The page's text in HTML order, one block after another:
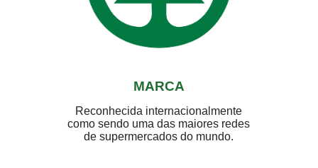
MARCA
Reconhecida internacionalmente
como sendo uma das maiores redes
de supermercados do mundo.